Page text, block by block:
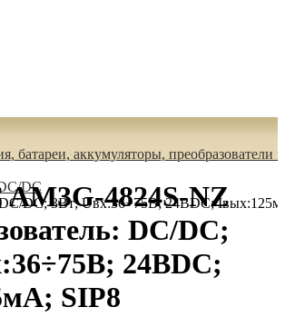
батареи, аккумуляторы, преобразователи
DC
DC/DC; 3Вт; Uвх:36÷75В; 24ВDC;
4824S-NZ
DC/DC;
24ВDC;
SIP8